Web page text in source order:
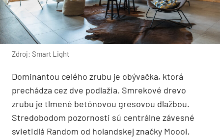
Zdroj: Smart Light
Dominantou celého zrubu je obývačka, ktorá
prechádza cez dve podlažia. Smrekové drevo
zrubu je tlmené betónovou gresovou dlažbou.
Stredobodom pozornosti sú centrálne závesné
svietidlá Random od holandskej značky Moooi,